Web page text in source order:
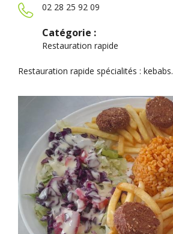
02 28 25 92 09
Catégorie :
Restauration rapide
Restauration rapide spécialités : kebabs.